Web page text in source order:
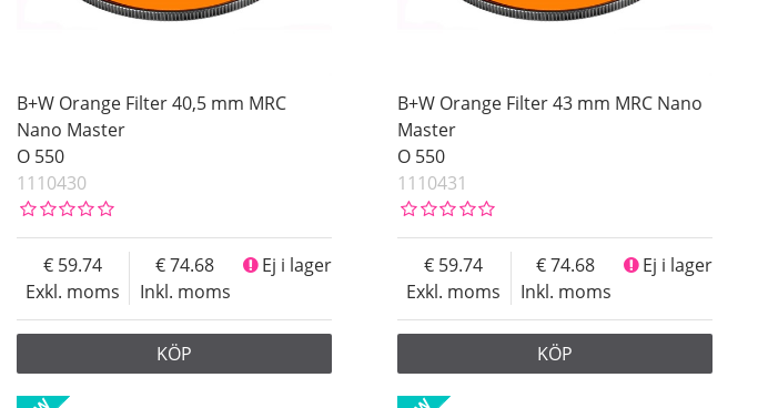
B+W Orange Filter 40,5 mm MRC
Nano Master
O 550
1110430
Exkl. moms
59.74
Inkl. moms
74.68 Ej i lager
KÖP
B+W Orange Filter 43 mm MRC Nano
Master
O 550
1110431
Exkl. moms
59.74
Inkl. moms
74.68 Ej i lager
KÖP